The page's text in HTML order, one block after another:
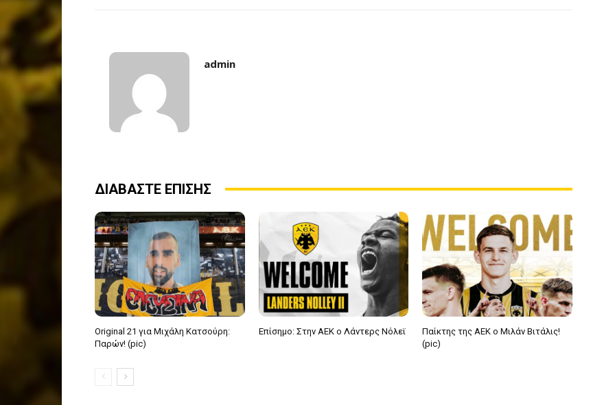
admin
ΔΙΑΒΑΣΤΕ ΕΠΙΣΗΣ
Original 21 για Μιχάλη Κατσούρη:
Παρών! (pic)
Επίσημο: Στην ΑΕΚ ο Λάντερς Νόλεϊ
Παίκτης της ΑΕΚ ο Μιλάν Βιτάλις!
(pic)